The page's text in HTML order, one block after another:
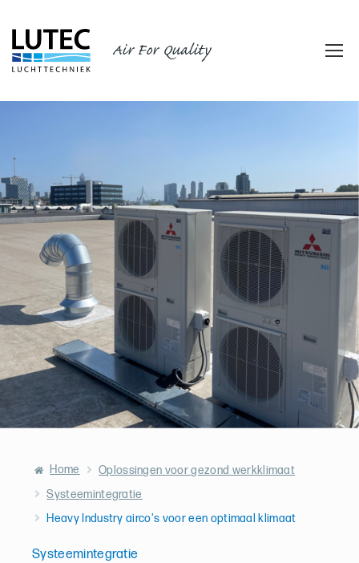
Air For Quality
Home
Oplossingen voor gezond werkklimaat
Systeemintegratie
Heavy Industry airco's voor een optimaal klimaat
Systeemintegratie